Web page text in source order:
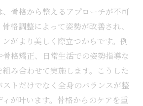
骨格から整えるアプローチが不可
格調整によって姿勢が改善され、
がより美しく際立つからです。例
格矯正、日常生活での姿勢指導な
み合わせて実施します。こうした
トだけでなく全身のバランスが整
が叶います。骨格からのケアを重